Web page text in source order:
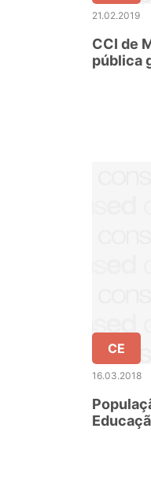
21.02.2019
CCI de
pública
CE
16.03.2018